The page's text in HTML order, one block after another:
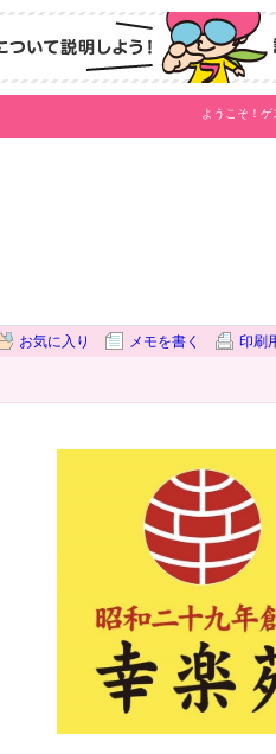
ようこそ！ ゲ
お気に入り メモを書く 印刷